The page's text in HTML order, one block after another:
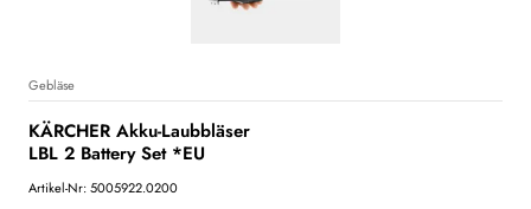
Gebläse
KÄRCHER Akku-Laubbläser
LBL 2 Battery Set *EU
Artikel-Nr: 5005922.0200